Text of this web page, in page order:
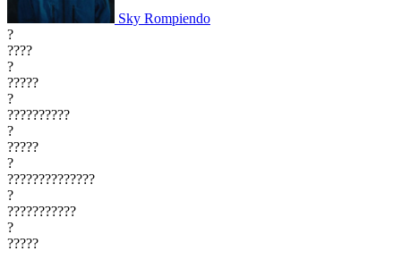
Sky Rompiendo
?
????
?
?????
?
??????????
?
?????
?
??????????????
?
???????????
?
?????